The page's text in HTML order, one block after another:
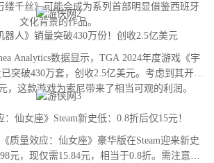
缕千丝》可能会成为系列首部明显借鉴西班牙
文化背景的作品。
人》销量突破430万份！创收2.5亿美元
数据显示，TGA 2024年度游戏《宇
突破430万套，创收2.5亿美元。考虑到其开发
，这款游戏为索尼带来了相当可观的利润。
女座》Steam新史低：0.8折后仅15元！
量效应：仙女座》豪华版在Steam迎来新史
元，现仅需15.84元，相当于0.8折。需注意，